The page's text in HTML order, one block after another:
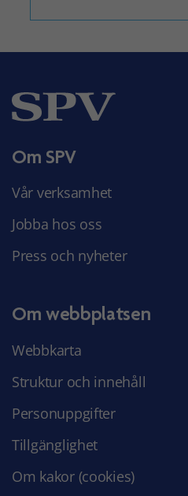
Om SPV
Vår verksamhet
Jobba hos oss
Press och nyheter
Om webbplatsen
Webbkarta
Struktur och innehåll
Personuppgifter
Tillgänglighet
Om kakor (cookies)